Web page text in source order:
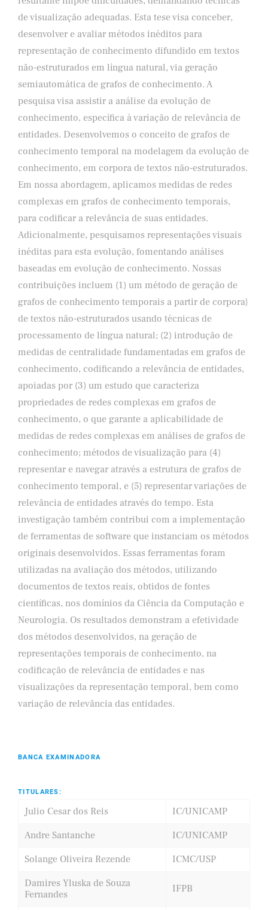
de visualização adequadas. Esta tese visa conceber,
desenvolver e avaliar métodos inéditos para
representação de conhecimento difundido em textos
não-estruturados em língua natural, via geração
semiautomática de grafos de conhecimento. A
pesquisa visa assistir a análise da evolução de
conhecimento, específica à variação de relevância de
entidades. Desenvolvemos o conceito de grafos de
conhecimento temporal na modelagem da evolução de
conhecimento, em corpora de textos não-estruturados.
Em nossa abordagem, aplicamos medidas de redes
complexas em grafos de conhecimento temporais,
para codificar a relevância de suas entidades.
Adicionalmente, pesquisamos representações visuais
inéditas para esta evolução, fomentando análises
baseadas em evolução de conhecimento. Nossas
contribuições incluem (1) um método de geração de
grafos de conhecimento temporais a partir de corpora}
de textos não-estruturados usando técnicas de
processamento de língua natural; (2) introdução de
medidas de centralidade fundamentadas em grafos de
conhecimento, codificando a relevância de entidades,
apoiadas por (3) um estudo que caracteriza
propriedades de redes complexas em grafos de
conhecimento, o que garante a aplicabilidade de
medidas de redes complexas em análises de grafos de
conhecimento; métodos de visualização para (4)
representar e navegar através a estrutura de grafos de
conhecimento temporal, e (5) representar variações de
relevância de entidades através do tempo. Esta
investigação também contribui com a implementação
de ferramentas de software que instanciam os métodos
originais desenvolvidos. Essas ferramentas foram
utilizadas na avaliação dos métodos, utilizando
documentos de textos reais, obtidos de fontes
científicas, nos domínios da Ciência da Computação e
Neurologia. Os resultados demonstram a efetividade
dos métodos desenvolvidos, na geração de
representações temporais de conhecimento, na
codificação de relevância de entidades e nas
visualizações da representação temporal, bem como
variação de relevância das entidades.
BANCA EXAMINADORA
TITULARES:
Julio Cesar dos Reis
IC/UNICAMP
Andre Santanche
IC/UNICAMP
Solange Oliveira Rezende
ICMC/USP
Damires Yluska de Souza
Fernandes
IFPB